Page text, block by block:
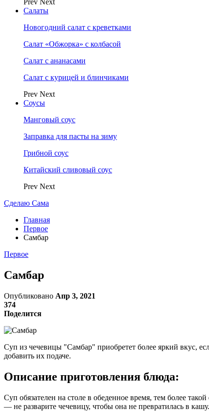
Prev Next
Салаты
Новогодний салат с креветками
Салат «Обжорка» с колбасой
Салат с ананасами
Салат с курицей и блинчиками
Prev Next
Соусы
Манговый соус
Заправка для пасты на зиму
Грибной соус
Китайский сливовый соус
Prev Next
Сделаю Сама
Главная
Первое
Самбар
Первое
Самбар
Опубликовано Апр 3, 2021
374
Поделится
Суп из чечевицы "Самбар" приобретет более яркий вкус,
добавить их подаче.
Описание приготовления блюда:
Суп обязателен на столе в обеденное время, тем более
— не разварите чечевицу, чтобы она не превратилась в кашу.